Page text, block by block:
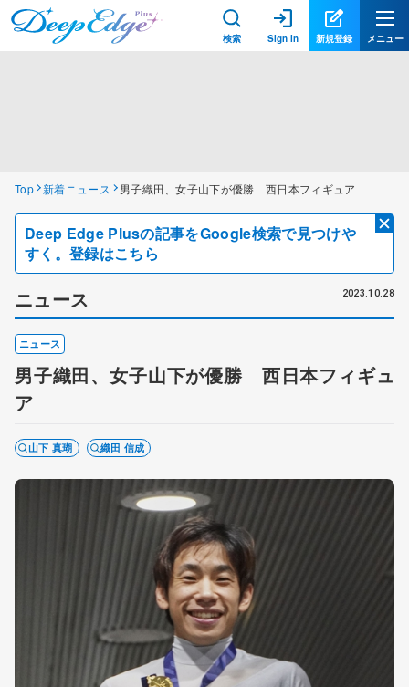
検索 Sign in 新規登録 メニュー
Top 新着ニュース 男子織田、女子山下が優勝 西日本フィギュア
Deep Edge Plusの記事をGoogle検索で見つけや
すく。登録はこちら
ニュース 2023.10.28
ニュース
男子織田、女子山下が優勝 西日本フィギュ
ア
山下 真瑚 織田 信成